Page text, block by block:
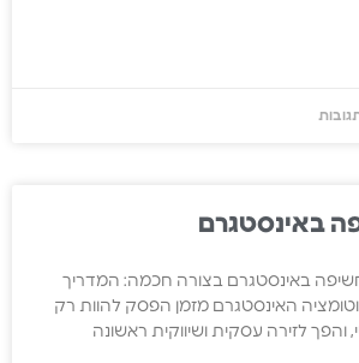
באינסטגרם
באינסטגרם בצורה חכמה: המדריך
האינסטגרם מזמן הפסק להוות רק
והפך לזירה עסקית ושיווקית ראשונה